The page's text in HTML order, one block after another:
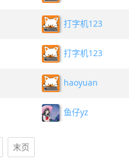
打字机123
打字机123
haoyuan
鱼仔yz
末页